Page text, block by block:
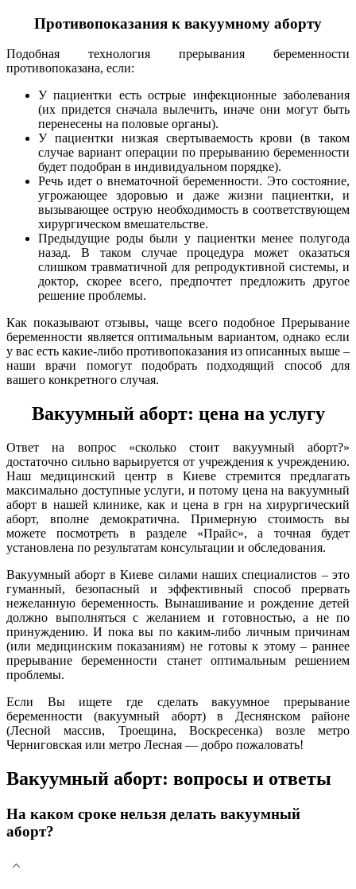
Противопоказания к вакуумному аборту
Подобная технология прерывания беременности
противопоказана, если:
У пациентки есть острые инфекционные заболевания
(их придется сначала вылечить, иначе они могут быть
перенесены на половые органы).
У пациентки низкая свертываемость крови (в таком
случае вариант операции по прерыванию беременности
будет подобран в индивидуальном порядке).
Речь идет о внематочной беременности. Это состояние,
угрожающее здоровью и даже жизни пациентки, и
вызывающее острую необходимость в соответствующем
хирургическом вмешательстве.
Предыдущие роды были у пациентки менее полугода
назад. В таком случае процедура может оказаться
слишком травматичной для репродуктивной системы, и
доктор, скорее всего, предпочтет предложить другое
решение проблемы.
Как показывают отзывы, чаще всего подобное Прерывание
беременности является оптимальным вариантом, однако если
у вас есть какие-либо противопоказания из описанных выше –
наши врачи помогут подобрать подходящий способ для
вашего конкретного случая.
Вакуумный аборт: цена на услугу
Ответ на вопрос «сколько стоит вакуумный аборт?»
достаточно сильно варьируется от учреждения к учреждению.
Наш медицинский центр в Киеве стремится предлагать
максимально доступные услуги, и потому цена на вакуумный
аборт в нашей клинике, как и цена в грн на хирургический
аборт, вполне демократична. Примерную стоимость вы
можете посмотреть в разделе «Прайс», а точная будет
установлена по результатам консультации и обследования.
Вакуумный аборт в Киеве силами наших специалистов – это
гуманный, безопасный и эффективный способ прервать
нежеланную беременность. Вынашивание и рождение детей
должно выполняться с желанием и готовностью, а не по
принуждению. И пока вы по каким-либо личным причинам
(или медицинским показаниям) не готовы к этому – раннее
прерывание беременности станет оптимальным решением
проблемы.
Если Вы ищете где сделать вакуумное прерывание
беременности (вакуумный аборт) в Деснянском районе
(Лесной массив, Троещина, Воскресенка) возле метро
Черниговская или метро Лесная — добро пожаловать!
Вакуумный аборт: вопросы и ответы
На каком сроке нельзя делать вакуумный
аборт?